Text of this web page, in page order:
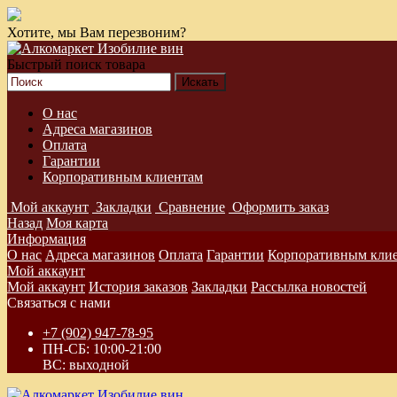
Хотите, мы Вам перезвоним?
Быстрый поиск товара
О нас
Адреса магазинов
Оплата
Гарантии
Корпоративным клиентам
Мой аккаунт Закладки Сравнение Оформить заказ
Назад Моя карта
Информация
О нас Адреса магазинов Оплата Гарантии Корпоративным
Мой аккаунт
Мой аккаунт История заказов Закладки Рассылка новостей
Связаться с нами
+7 (902) 947-78-95
ПН-СБ: 10:00-21:00
ВС: выходной